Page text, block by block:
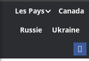
Les Pays Canada
Russie
Ukraine